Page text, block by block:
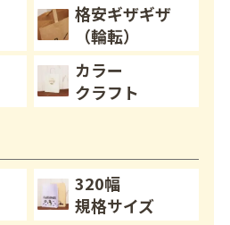
格安ギザギザ
（輪転）
カラー
クラフト
320幅
規格サイズ